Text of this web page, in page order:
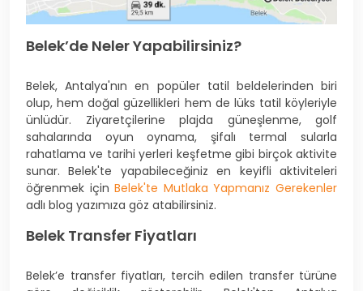
Belek’de Neler Yapabilirsiniz?
Belek, Antalya'nın en popüler tatil beldelerinden biri
olup, hem doğal güzellikleri hem de lüks tatil köyleriyle
ünlüdür. Ziyaretçilerine plajda güneşlenme, golf
sahalarında oyun oynama, şifalı termal sularla
rahatlama ve tarihi yerleri keşfetme gibi birçok aktivite
sunar. Belek'te yapabileceğiniz en keyifli aktiviteleri
öğrenmek içinBelek'te Mutlaka Yapmanız Gerekenler
adlı blog yazımıza göz atabilirsiniz.
Belek Transfer Fiyatları
Belek’e transfer fiyatları, tercih edilen transfer türüne